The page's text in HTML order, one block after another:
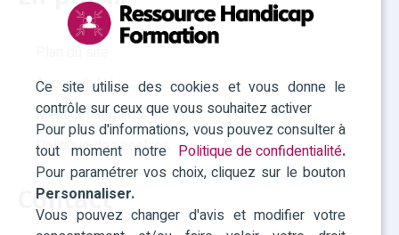
Ce site utilise des cookies et vous donne le
contrôle sur ceux que vous souhaitez activer
Pour plus d'informations, vous pouvez consulter à
tout moment notre Politique de confidentialité.
Pour paramétrer vos choix, cliquez sur le bouton
Personnaliser.
Vous pouvez changer d'avis et modifier votre
Plan du site
Accessibilité
Mentions légales
Politique des cookies
Contact